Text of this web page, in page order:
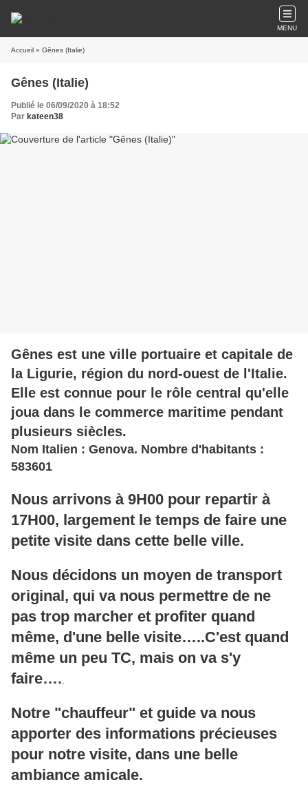
MENU
Accueil » Gênes (Italie)
Gênes (Italie)
Publié le 06/09/2020 à 18:52
Par kateen38
Gênes est une ville portuaire et capitale de
la Ligurie, région du nord-ouest de l'Italie.
Elle est connue pour le rôle central qu'elle
joua dans le commerce maritime pendant
plusieurs siècles.
Nom Italien : Genova. Nombre d'habitants :
583601
Nous arrivons à 9H00 pour repartir à
17H00, largement le temps de faire une
petite visite dans cette belle ville.
Nous décidons un moyen de transport
original, qui va nous permettre de ne
pas trop marcher et profiter quand
même, d'une belle visite…..C'est quand
même un peu TC, mais on va s'y
faire….
Notre "chauffeur" et guide va nous
apporter des informations précieuses
pour notre visite, dans une belle
ambiance amicale.